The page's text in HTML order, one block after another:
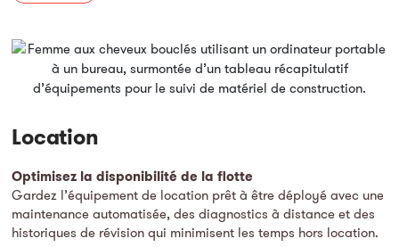
Location
Optimisez la disponibilité de la flotte
Gardez l’équipement de location prêt à être déployé avec une
maintenance automatisée, des diagnostics à distance et des
historiques de révision qui minimisent les temps hors location.